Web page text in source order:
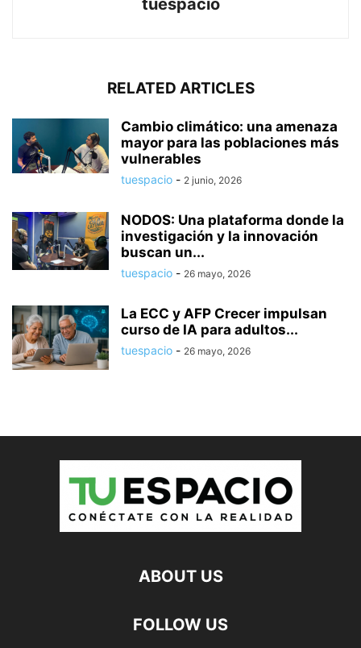
tuespacio
RELATED ARTICLES
Cambio climático: una amenaza
mayor para las poblaciones más
vulnerables
tuespacio - 2 junio, 2026
NODOS: Una plataforma donde la
investigación y la innovación
buscan un...
tuespacio - 26 mayo, 2026
La ECC y AFP Crecer impulsan
curso de IA para adultos...
tuespacio - 26 mayo, 2026
ABOUT US
FOLLOW US